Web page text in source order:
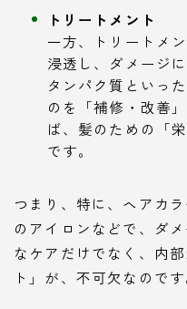
トリートメント
一方、トリートメ
浸透し、ダメージ
タンパク質といっ
のを「補修・改善
ば、髪のための「
です。
つまり、特に、ヘアカ
のアイロンなどで、ダ
なケアだけでなく、内
ト」が、不可欠なのです